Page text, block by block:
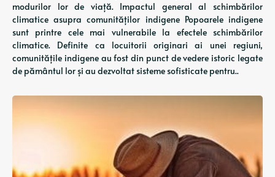
modurilor lor de viață. Impactul general al schimbărilor
climatice asupra comunităților indigene Popoarele indigene
sunt printre cele mai vulnerabile la efectele schimbărilor
climatice. Definite ca locuitorii originari ai unei regiuni,
comunitățile indigene au fost din punct de vedere istoric legate
de pământul lor și au dezvoltat sisteme sofisticate pentru..